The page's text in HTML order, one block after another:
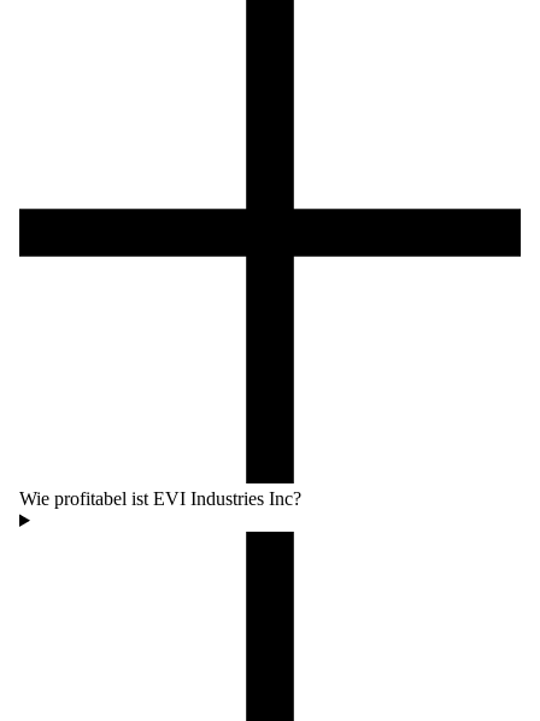
Wie profitabel ist EVI Industries Inc?